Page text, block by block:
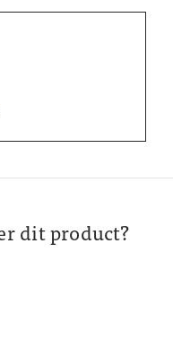
dit product?